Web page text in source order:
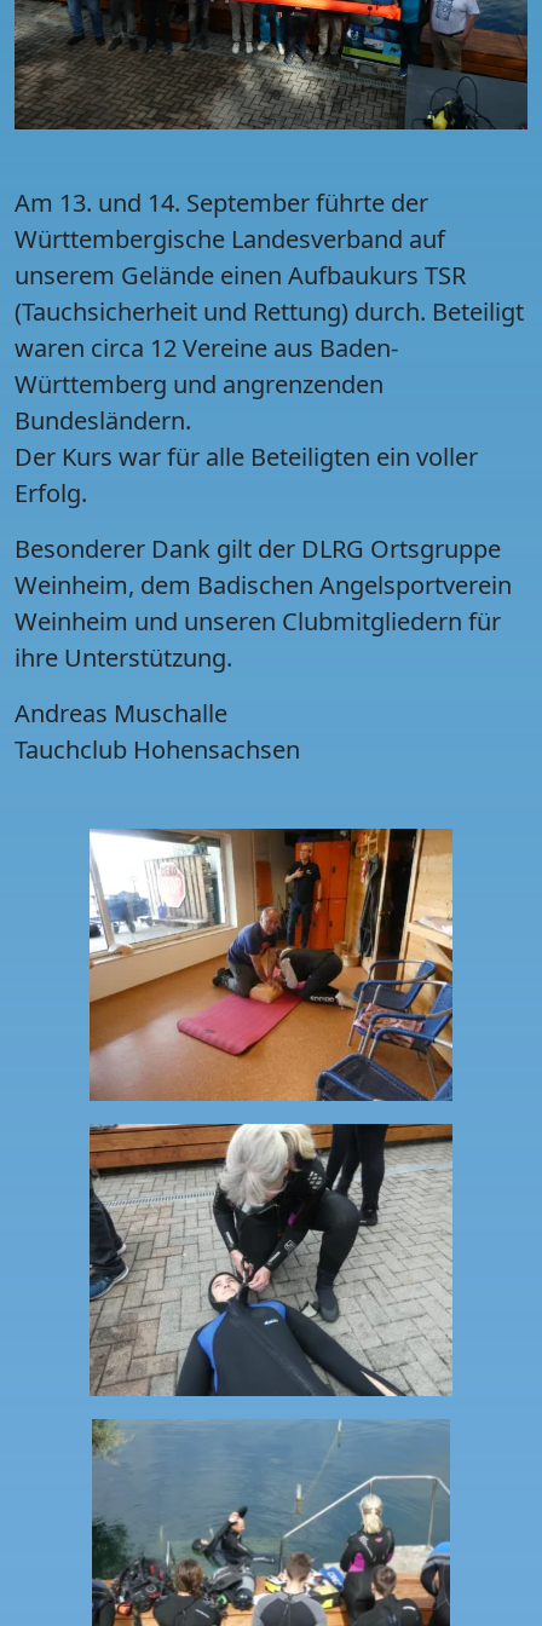
Am 13. und 14. September führte der
Württembergische Landesverband auf
unserem Gelände einen Aufbaukurs TSR
(Tauchsicherheit und Rettung) durch. Beteiligt
waren circa 12 Vereine aus Baden-
Württemberg und angrenzenden
Bundesländern.
Der Kurs war für alle Beteiligten ein voller
Erfolg.
Besonderer Dank gilt der DLRG Ortsgruppe
Weinheim, dem Badischen Angelsportverein
Weinheim und unseren Clubmitgliedern für
ihre Unterstützung.
Andreas Muschalle
Tauchclub Hohensachsen